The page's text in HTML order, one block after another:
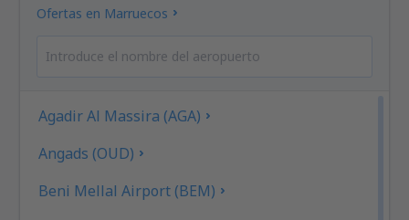
Ofertas en Marruecos
Agadir Al Massira (AGA)
Angads (OUD)
Beni Mellal Airport (BEM)